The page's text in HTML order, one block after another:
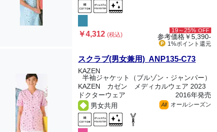
￥4,312(税込)
19～25% OFF
参考価格￥5,390-
1%ポイント 還元
スクラブ(男女兼用) ANP135-C73
KAZEN
半袖ジャケット（ブルゾン・ジャンパー）
KAZEN カゼン メディカルウェア 2023
ドクターウェア
2016年発売
男女共用
All オールシーズン